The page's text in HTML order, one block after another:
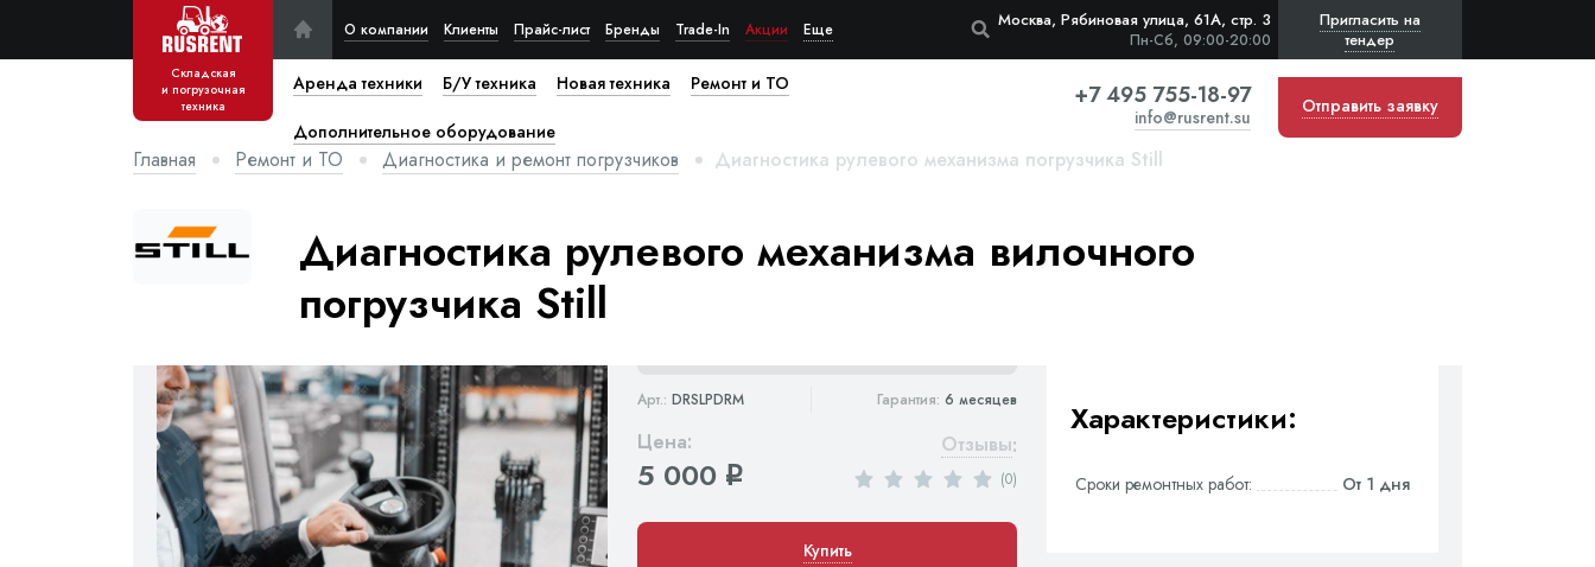
Складская
и погрузочная
техника
О компании Клиенты Прайс-лист Бренды Trade-In Акции Еще Москва, Рябиновая улица, 61А, стр. 3
Пн-Сб, 09:00-20:00
Пригласить на
тендер
Аренда техники Б/У техника Новая техника Ремонт и ТО
Дополнительное оборудование
+7 495 755-18-97
info@rusrent.su Отправить заявку
Главная Ремонт и ТО Диагностика и ремонт погрузчиков Диагностика рулевого механизма погрузчика Still
Диагностика рулевого механизма вилочного
погрузчика Still
Арт.: DRSLPDRM Гарантия: 6 месяцев
Цена:
5 000 q
Отзывы:
(0)
Купить
Характеристики:
Сроки ремонтных работ: От 1 дня